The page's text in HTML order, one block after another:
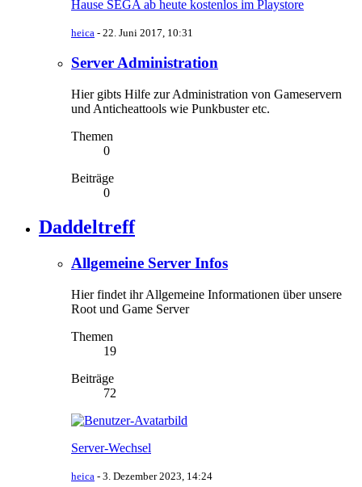
Hause SEGA ab heute kostenlos im Playstore
heica - 22. Juni 2017, 10:31
Server Administration
Hier gibts Hilfe zur Administration von Gameservern
und Anticheattools wie Punkbuster etc.
Themen
0
Beiträge
0
Daddeltreff
Allgemeine Server Infos
Hier findet ihr Allgemeine Informationen über unsere
Root und Game Server
Themen
19
Beiträge
72
Server-Wechsel
heica - 3. Dezember 2023, 14:24